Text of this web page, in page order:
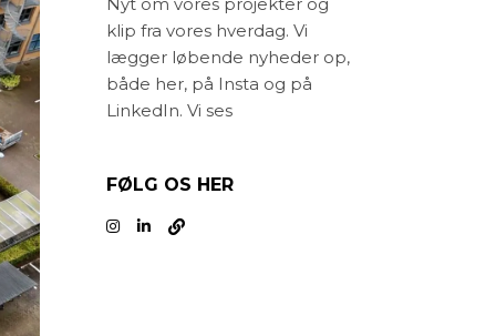
og Design
og
Projektering og
Byggeledelse
Idéoplæg og program
unge
Kirkegårds konsulent
Landskabsarkitekt
klip fra vores hverdag. Vi
lægger løbende nyheder op,
både her, på Insta og på
LinkedIn. Vi ses
FØLG OS HER